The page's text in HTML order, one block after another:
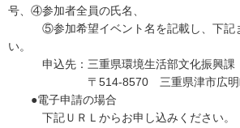
号、④参加者全員の氏名、
⑤参加希望イベント名を記載し、下記ま
い。
申込先：三重県環境生活部文化振興課
〒514-8570 三重県津市広明
●電子申請の場合
下記ＵＲＬからお申し込みください。